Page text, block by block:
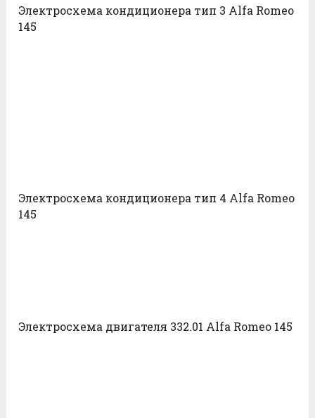
Электросхема кондиционера тип 3 Alfa Romeo
145
Электросхема кондиционера тип 4 Alfa Romeo
145
Электросхема двигателя 332.01 Alfa Romeo 145